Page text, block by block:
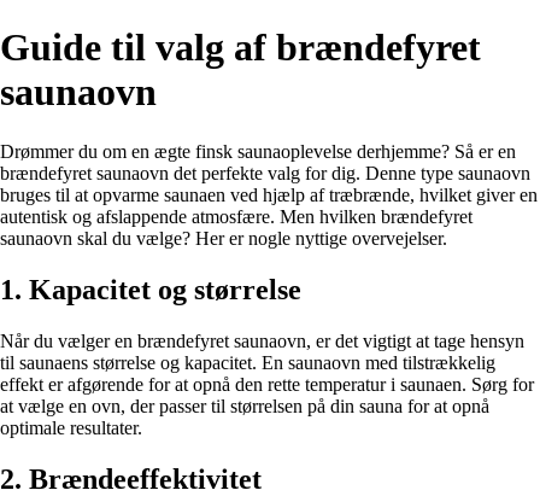
Guide til valg af brændefyret
saunaovn
Drømmer du om en ægte finsk saunaoplevelse derhjemme? Så er en
brændefyret saunaovn det perfekte valg for dig. Denne type saunaovn
bruges til at opvarme saunaen ved hjælp af træbrænde, hvilket giver en
autentisk og afslappende atmosfære. Men hvilken brændefyret
saunaovn skal du vælge? Her er nogle nyttige overvejelser.
1. Kapacitet og størrelse
Når du vælger en brændefyret saunaovn, er det vigtigt at tage hensyn
til saunaens størrelse og kapacitet. En saunaovn med tilstrækkelig
effekt er afgørende for at opnå den rette temperatur i saunaen. Sørg for
at vælge en ovn, der passer til størrelsen på din sauna for at opnå
optimale resultater.
2. Brændeeffektivitet